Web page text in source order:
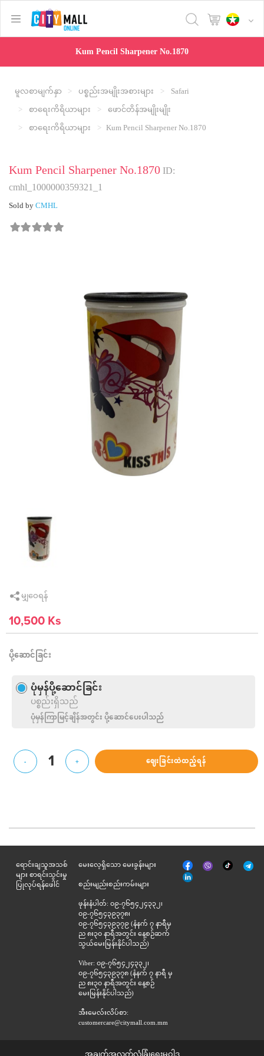
text.skipToContent
text.skipToNavigation
Kum Pencil Sharpener No.1870
မူလစာမျက်နှာ ပစ္စည်းအမျိုးအစားများ
Safari
စာရေးကိရိယာများ
ဖောင်တိန်အမျိုးမျိုး
စာရေးကိရိယာများ
Kum Pencil Sharpener No.1870
Kum Pencil Sharpener No.1870ID:
cmhl_1000000359321_1
Sold byCMHL
မျှဝေရန်
10,500 Ks
ပို့ဆောင်ခြင်း
ပုံမှန်ပို့ဆောင်ခြင်း
ပစ္စည်းရှိသည်
ပုံမှန်ကြာမြင့်ချိန်အတွင်း ပို့ဆောင်ပေးပါသည်
- 1 + ဈေးခြင်းထဲထည့်ရန်
ရောင်းချသူအသစ်
များ စာရင်းသွင်းမှု
ပြုလုပ်ရန်ဖေါင်
မေးလေ့ရှိသော မေးခွန်းများ
စည်းမျည်းစည်းကမ်းများ
ဖုန်းနံပါတ်: ၀၉-၇၆၅၄၂၄၃၃၂၊
၀၉-၇၆၅၄၃၉၃၇၈၊
၀၉-၇၆၅၄၃၉၃၇၉ (နံနက် ၇ နာရီမှ
ည ၈း၃၀ နာရီအတွင်း နေ့စဉ်ဆက်
သွယ်မေးမြန်းနိုင်ပါသည်)
Viber: ၀၉-၇၆၅၄၂၄၃၃၂၊
၀၉-၇၆၅၄၃၉၃၇၈ (နံနက် ၇ နာရီ မှ
ည ၈း၃၀ နာရီအတွင်း နေ့စဉ်
မေးမြန်းနိုင်ပါသည်)
အီးမေလ်းလိပ်စာ:
customercare@citymall.com.mm
မျက်နှာစာ
အုပ်
Viber Tik
Tok
နှင့်
ဆက်စပ်